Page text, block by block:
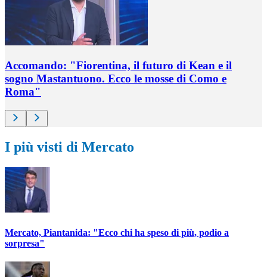
Accomando: "Fiorentina, il futuro di Kean e il
sogno Mastantuono. Ecco le mosse di Como e
Roma"
I più visti di Mercato
Mercato, Piantanida: "Ecco chi ha speso di più, podio a
sorpresa"